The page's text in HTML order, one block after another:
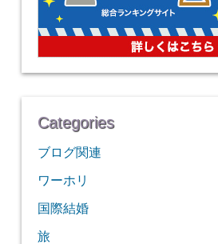
Categories
ブログ関連
ワーホリ
国際結婚
旅